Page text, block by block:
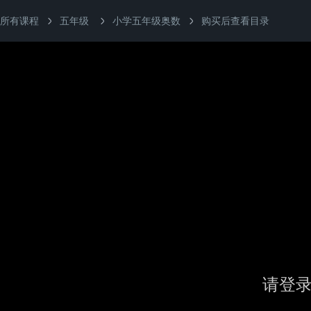
所有课程 五年级 小学五年级奥数 购买后查看目录
请登